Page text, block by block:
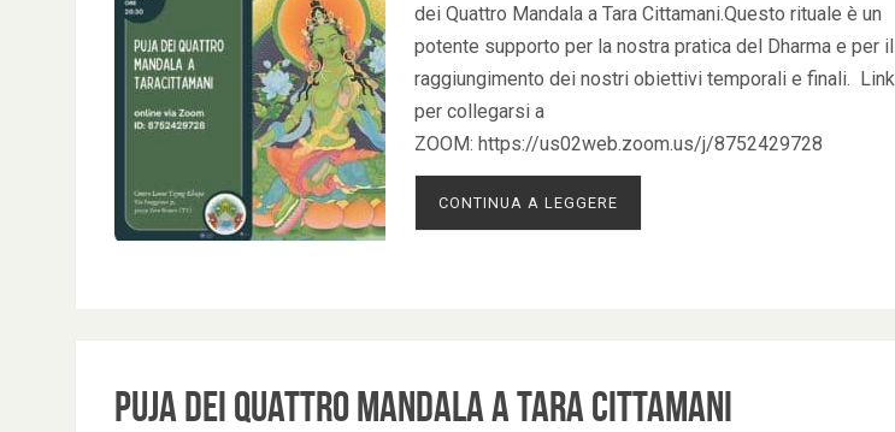
dei Quattro Mandala a Tara Cittamani.Questo rituale è un
potente supporto per la nostra pratica del Dharma e per il
raggiungimento dei nostri obiettivi temporali e finali. Link
per collegarsi a
ZOOM: https://us02web.zoom.us/j/8752429728
CONTINUA A LEGGERE
Puja dei Quattro Mandala a Tara Cittamani